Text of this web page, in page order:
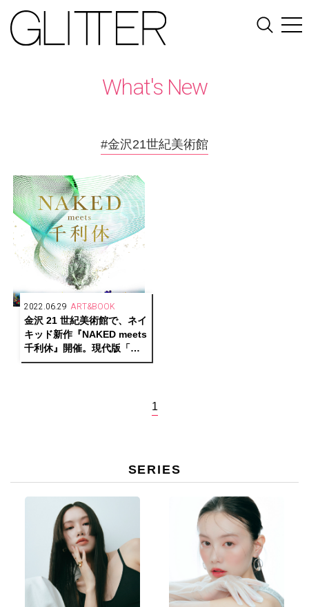
What's New
#金沢21世紀美術館
2022.06.29 ART&BOOK
金沢 21 世紀美術館で、ネイ
キッド新作『NAKED meets
千利休』開催。現代版「茶
の湯」の世界
1
SERIES